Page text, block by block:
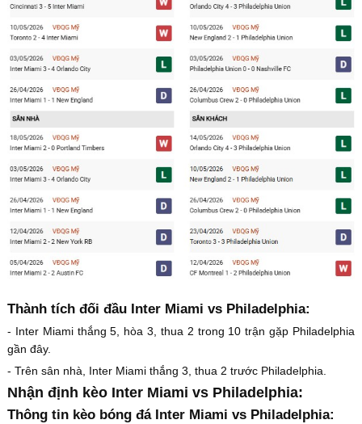
Thành tích đối đầu Inter Miami vs Philadelphia:
- Inter Miami thắng 5, hòa 3, thua 2 trong 10 trận gặp Philadelphia
gần đây.
- Trên sân nhà, Inter Miami thắng 3, thua 2 trước Philadelphia.
Nhận định kèo Inter Miami vs Philadelphia:
Thông tin kèo bóng đá Inter Miami vs Philadelphia: